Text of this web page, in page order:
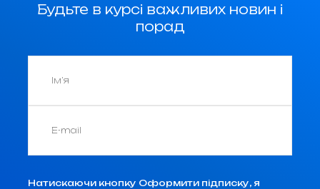
Будьте в курсі важливих новин і
порад
Натискаючи кнопку Оформити підписку, я